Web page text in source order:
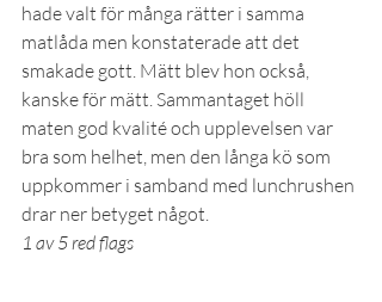
hade valt för många rätter i samma
matlåda men konstaterade att det
smakade gott. Mätt blev hon också,
kanske för mätt. Sammantaget höll
maten god kvalité och upplevelsen var
bra som helhet, men den långa kö som
uppkommer i samband med lunchrushen
drar ner betyget något.
1 av 5 red flags